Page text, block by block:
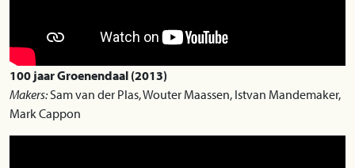
100 jaar Groenendaal (2013)
Makers:Sam van der Plas, Wouter Maassen, Istvan Mandemaker,
Mark Cappon